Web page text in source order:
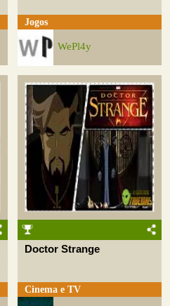
Jogos
WePl4y
Doctor Strange
Cinema e TV